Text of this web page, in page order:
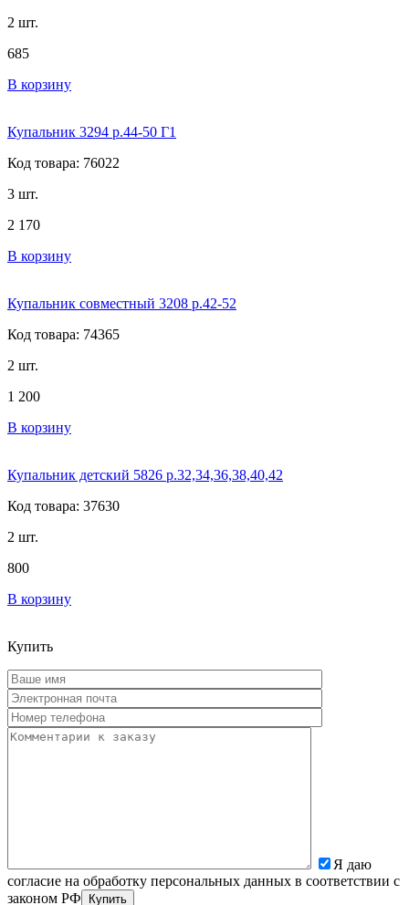
2 шт.
685
В корзину
Купальник 3294 р.44-50 Г1
Код товара: 76022
3 шт.
2 170
В корзину
Купальник совместный 3208 р.42-52
Код товара: 74365
2 шт.
1 200
В корзину
Купальник детский 5826 р.32,34,36,38,40,42
Код товара: 37630
2 шт.
800
В корзину
Купить
Я даю
согласие на обработку персональных данных в соответствии с
законом РФ